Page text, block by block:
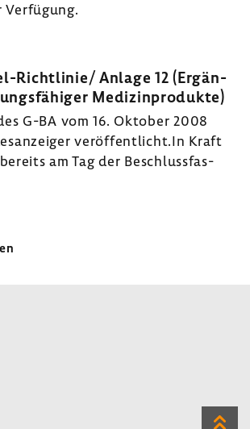
​Richtlinie/ Anlage 12 (Ergän­
Medi­zin­pro­dukte)
G-BA vom 16. Oktober 2008
veröf­fent­licht.In Kraft
am Tag der Beschluss­fas­
Zum